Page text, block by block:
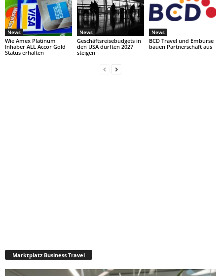
News
Wie Amex Platinum
Inhaber ALL Accor Gold
Status erhalten
News
Geschäftsreisebudgets in
den USA dürften 2027
steigen
News
BCD Travel und Emburse
bauen Partnerschaft aus
Marktplatz Business Travel